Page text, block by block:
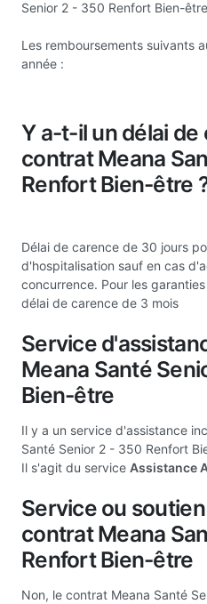
Senior 2 - 350 Renfort Bien-
Les remboursements suivants
année :
Y a-t-il un délai de
contrat Meana
Renfort Bien-être
Délai de carence de 30 jours
d'hospitalisation sauf en cas
concurrence. Pour les
délai de carence de 3 mois
Service
Meana Santé
Bien-être
Il y a un service d'assistance
Santé Senior 2 - 350 Renfort
Il s'agit du service Assistance
Service ou
contrat Meana
Renfort Bien-être
Non, le contrat Meana Santé